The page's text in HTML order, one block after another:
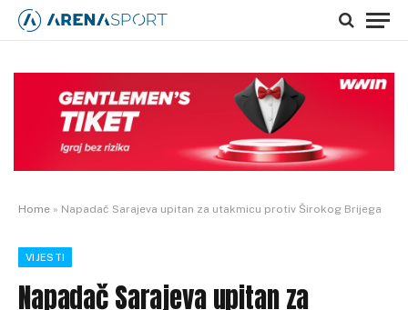
Home » Napadač Sarajeva upitan za utakmicu protiv Širokog Brijega
VIJESTI
Napadač Sarajeva upitan za